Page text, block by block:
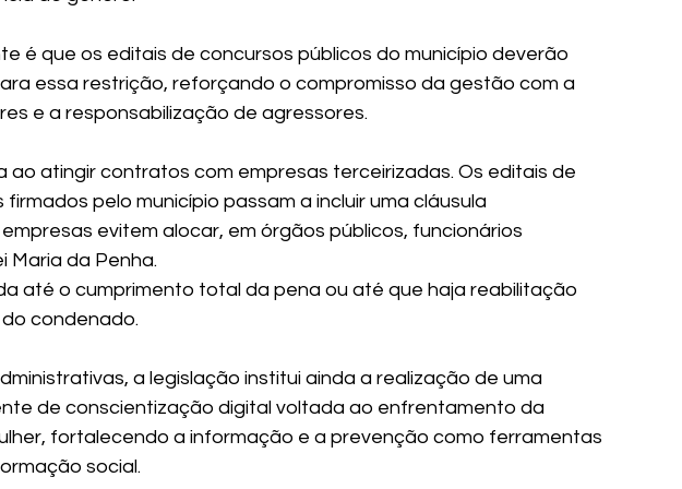
é que os editais de concursos públicos do município deverão
essa restrição, reforçando o compromisso da gestão com a
e a responsabilização de agressores.
ao atingir contratos com empresas terceirizadas. Os editais de
pelo município passam a incluir uma cláusula
evitem alocar, em órgãos públicos, funcionários
Maria da Penha.
até o cumprimento total da pena ou até que haja reabilitação
condenado.
a legislação institui ainda a realização de uma
de conscientização digital voltada ao enfrentamento da
fortalecendo a informação e a prevenção como ferramentas
social.